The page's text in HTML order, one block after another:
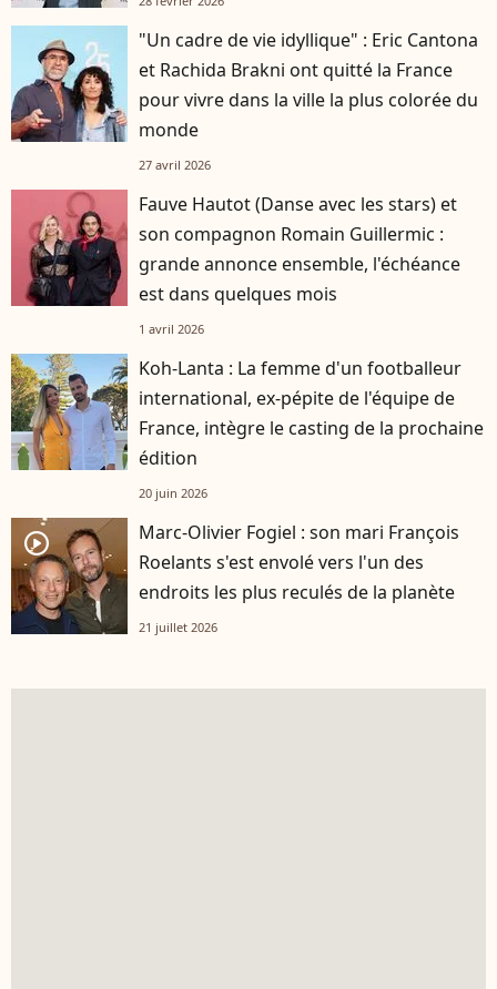
"Un cadre de vie idyllique" : Eric Cantona
et Rachida Brakni ont quitté la France
pour vivre dans la ville la plus colorée du
monde
27 avril 2026
Fauve Hautot (Danse avec les stars) et
son compagnon Romain Guillermic :
grande annonce ensemble, l'échéance
est dans quelques mois
1 avril 2026
Koh-Lanta : La femme d'un footballeur
international, ex-pépite de l'équipe de
France, intègre le casting de la prochaine
édition
20 juin 2026
player2
Marc-Olivier Fogiel : son mari François
Roelants s'est envolé vers l'un des
endroits les plus reculés de la planète
21 juillet 2026